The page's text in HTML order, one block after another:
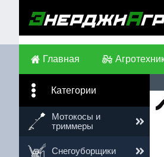
Главная
Категории
Мотокосы и
триммеры
Снегоуборщики